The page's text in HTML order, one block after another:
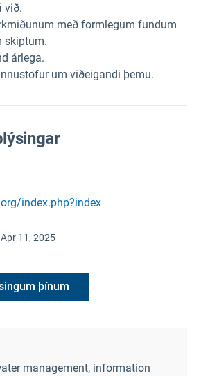
við.
með formlegum fundum
skiptum.
árlega.
um viðeigandi þemu.
index.php?index
Apr 11, 2025
þínum
management, information